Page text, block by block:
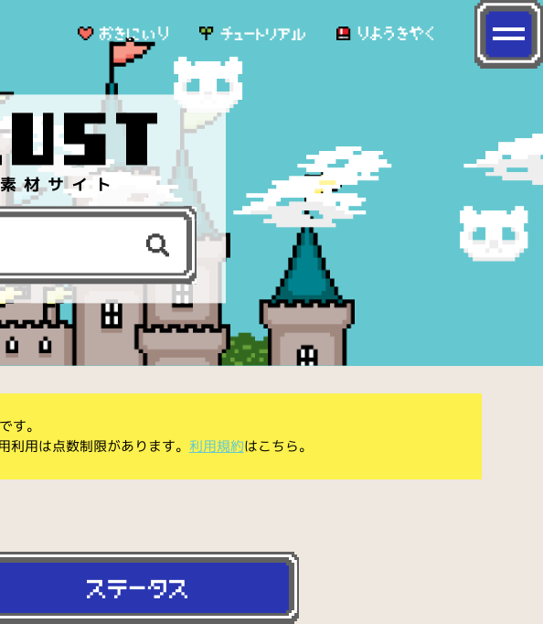
材サイト
す。
用は点数制限があります。 利用規約はこちら。